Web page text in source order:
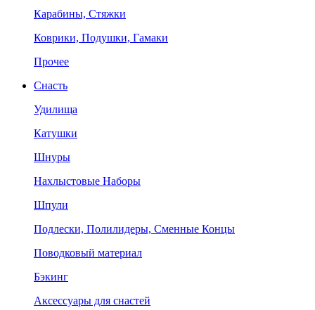
Карабины, Стяжки
Коврики, Подушки, Гамаки
Прочее
Снасть
Удилища
Катушки
Шнуры
Нахлыстовые Наборы
Шпули
Подлески, Полилидеры, Сменные Концы
Поводковый материал
Бэкинг
Аксессуары для снастей